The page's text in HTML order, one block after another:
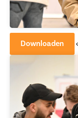
Downloaden